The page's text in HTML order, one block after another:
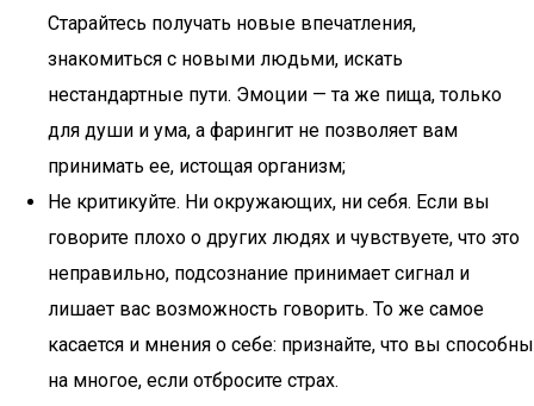
Старайтесь получать новые впечатления,
знакомиться с новыми людьми, искать
нестандартные пути. Эмоции — та же пища, только
для души и ума, а фарингит не позволяет вам
принимать ее, истощая организм;
Не критикуйте. Ни окружающих, ни себя. Если вы
говорите плохо о других людях и чувствуете, что это
неправильно, подсознание принимает сигнал и
лишает вас возможность говорить. То же самое
касается и мнения о себе: признайте, что вы способны
на многое, если отбросите страх.